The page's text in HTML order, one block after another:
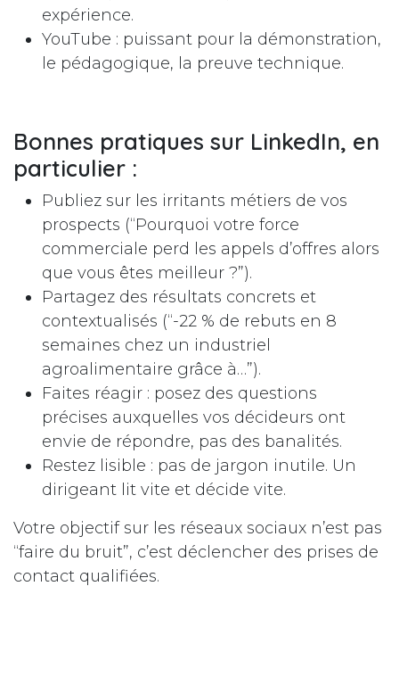
expérience.
YouTube : puissant pour la démonstration,
le pédagogique, la preuve technique.
Bonnes pratiques sur LinkedIn, en
particulier :
Publiez sur les irritants métiers de vos
prospects (“Pourquoi votre force
commerciale perd les appels d’offres alors
que vous êtes meilleur ?”).
Partagez des résultats concrets et
contextualisés (“-22 % de rebuts en 8
semaines chez un industriel
agroalimentaire grâce à…”).
Faites réagir : posez des questions
précises auxquelles vos décideurs ont
envie de répondre, pas des banalités.
Restez lisible : pas de jargon inutile. Un
dirigeant lit vite et décide vite.
Votre objectif sur les réseaux sociaux n’est pas
“faire du bruit”, c’est déclencher des prises de
contact qualifiées.